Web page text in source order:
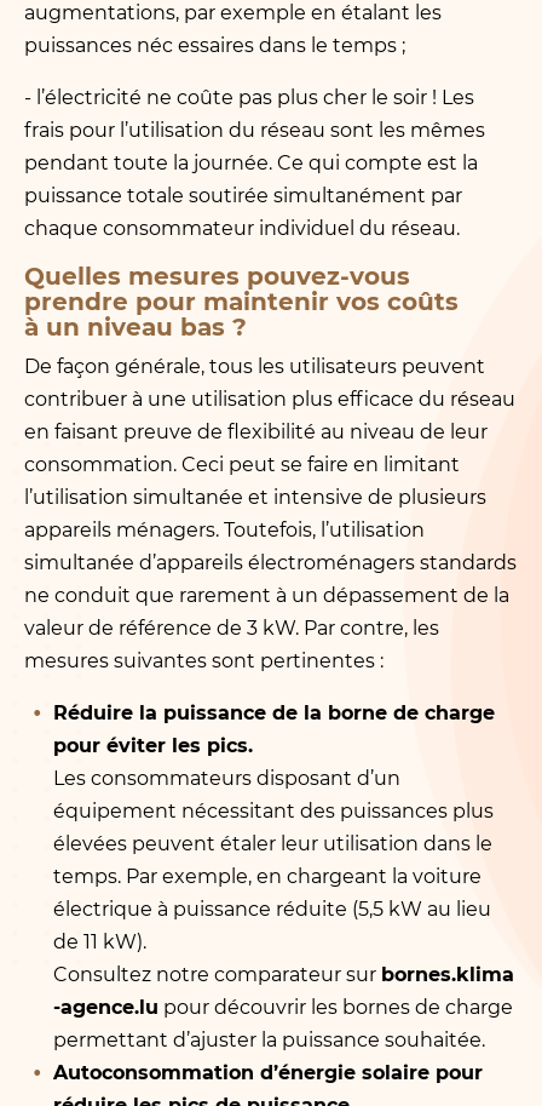
augmentations, par exemple en étalant les
puissances néc essaires dans le temps ;
- l’électricité ne coûte pas plus cher le soir ! Les
frais pour l’utilisation du réseau sont les mêmes
pendant toute la journée. Ce qui compte est la
puissance totale soutirée simultanément par
chaque consommateur individuel du réseau.
Quelles mesures pouvez-vous
prendre pour maintenir vos coûts
à un niveau bas ?
De façon générale, tous les utilisateurs peuvent
contribuer à une utilisation plus efficace du réseau
en faisant preuve de flexibilité au niveau de leur
consommation. Ceci peut se faire en limitant
l’utilisation simultanée et intensive de plusieurs
appareils ménagers. Toutefois, l’utilisation
simultanée d’appareils électroménagers standards
ne conduit que rarement à un dépassement de la
valeur de référence de 3 kW. Par contre, les
mesures suivantes sont pertinentes :
Réduire la puissance de la borne de charge
pour éviter les pics.
Les consommateurs disposant d’un
équipement nécessitant des puissances plus
élevées peuvent étaler leur utilisation dans le
temps. Par exemple, en chargeant la voiture
électrique à puissance réduite (5,5 kW au lieu
de 11 kW).
Consultez notre comparateur sur bornes​.klima​
-agence​.lu pour découvrir les bornes de charge
permettant d’ajuster la puissance souhaitée.
Autoconsommation d’énergie solaire pour